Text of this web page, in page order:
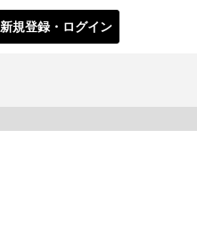
新規登録・ログイン